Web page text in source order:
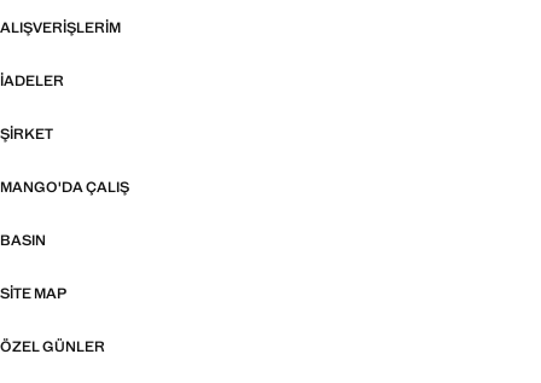
ALIŞVERIŞLERIM
İADELER
ŞIRKET
MANGO'DA ÇALIŞ
BASIN
SITE MAP
ÖZEL GÜNLER